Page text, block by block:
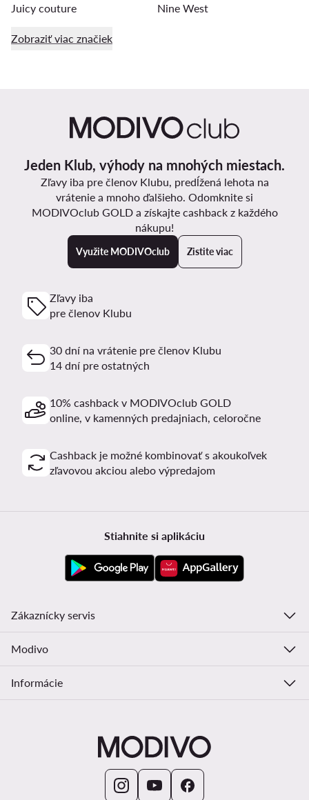
Juicy couture Nine West
Zobraziť viac značiek
Jeden Klub, výhody na mnohých miestach.
Zľavy iba pre členov Klubu, predĺžená lehota na
vrátenie a mnoho ďalšieho. Odomknite si
MODIVOclub GOLD a získajte cashback z každého
nákupu!
Využite MODIVOclub Zistite viac
Zľavy iba
pre členov Klubu
30 dní na vrátenie pre členov Klubu
14 dní pre ostatných
10% cashback v MODIVOclub GOLD
online, v kamenných predajniach, celoročne
Cashback je možné kombinovať s akoukoľvek
zľavovou akciou alebo výpredajom
Stiahnite si aplikáciu
Zákaznícky servis
Modivo
Informácie